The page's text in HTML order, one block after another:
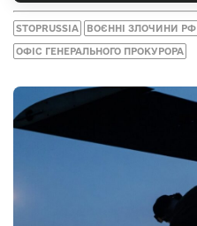
STOPRUSSIA ВОЄННІ ЗЛОЧИНИ РФ
ОФІС ГЕНЕРАЛЬНОГО ПРОКУРОРА